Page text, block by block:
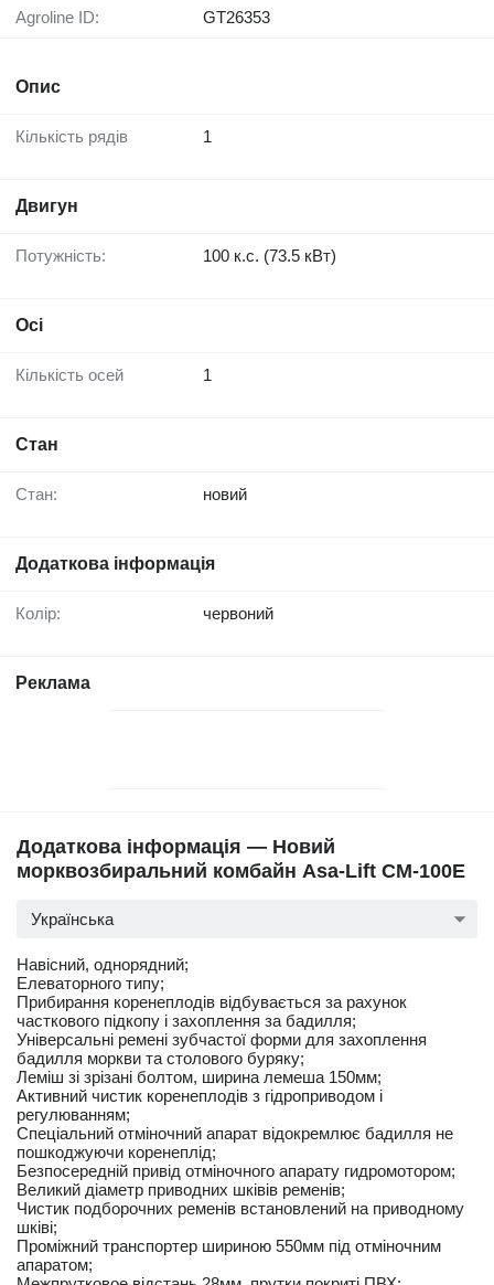
Agroline ID: GT26353
Опис
Кількість рядів 1
Двигун
Потужність: 100 к.с. (73.5 кВт)
Осі
Кількість осей 1
Стан
Стан: новий
Додаткова інформація
Колір: червоний
Реклама
Додаткова інформація — Новий
морквозбиральний комбайн Asa-Lift CM-100E
Українська
Навісний, однорядний;
Елеваторного типу;
Прибирання коренеплодів відбувається за рахунок
часткового підкопу і захоплення за бадилля;
Універсальні ремені зубчастої форми для захоплення
бадилля моркви та столового буряку;
Леміш зі зрізані болтом, ширина лемеша 150мм;
Активний чистик коренеплодів з гідроприводом і
регулюванням;
Спеціальний отміночний апарат відокремлює бадилля не
пошкоджуючи коренеплід;
Безпосередній привід отміночного апарату гидромотором;
Великий діаметр приводних шківів ременів;
Чистик подборочних ременів встановлений на приводному
шківі;
Проміжний транспортер шириною 550мм під отміночним
апаратом;